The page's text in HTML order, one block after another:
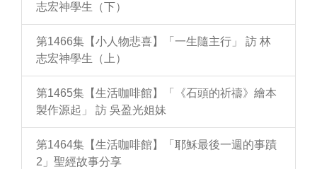
志宏神學生（下）
第1466集【小人物悲喜】「一生隨主行」 訪 林
志宏神學生（上）
第1465集【生活咖啡館】「《石頭的祈禱》繪本
製作源起」 訪 吳盈光姐妹
第1464集【生活咖啡館】「耶穌最後一週的事蹟
2」聖經故事分享